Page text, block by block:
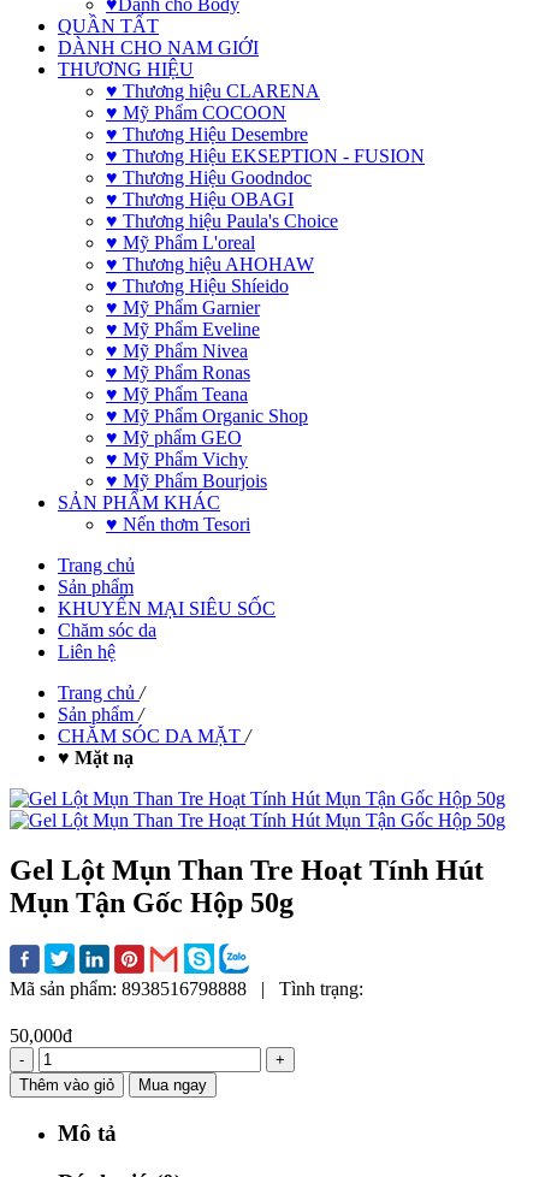
QUẦN TẤT
DÀNH CHO NAM GIỚI
THƯƠNG HIỆU
♥ Thương hiệu CLARENA
♥ Mỹ Phẩm COCOON
♥ Thương Hiệu Desembre
♥ Thương Hiệu EKSEPTION - FUSION
♥ Thương Hiệu Goodndoc
♥ Thương Hiệu OBAGI
♥ Thương hiệu Paula's Choice
♥ Mỹ Phẩm L'oreal
♥ Thương hiệu AHOHAW
♥ Thương Hiệu Shíeido
♥ Mỹ Phẩm Garnier
♥ Mỹ Phẩm Eveline
♥ Mỹ Phẩm Nivea
♥ Mỹ Phẩm Ronas
♥ Mỹ Phẩm Teana
♥ Mỹ Phẩm Organic Shop
♥ Mỹ phẩm GEO
♥ Mỹ Phẩm Vichy
♥ Mỹ Phẩm Bourjois
SẢN PHẨM KHÁC
♥ Nến thơm Tesori
Trang chủ
Sản phẩm
KHUYẾN MẠI SIÊU SỐC
Chăm sóc da
Liên hệ
Trang chủ /
Sản phẩm /
CHĂM SÓC DA MẶT /
♥ Mặt nạ
Gel Lột Mụn Than Tre Hoạt Tính Hút
Mụn Tận Gốc Hộp 50g
Mã sản phẩm: 8938516798888 | Tình trạng:
50,000đ
-
+
Thêm vào giỏ
Mua ngay
Mô tả